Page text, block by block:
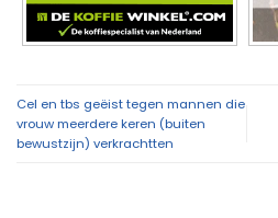
Cel en tbs geëist tegen mannen die
vrouw meerdere keren (buiten
bewustzijn) verkrachtten